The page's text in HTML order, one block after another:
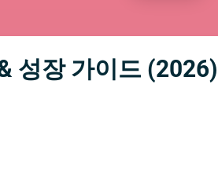
성장 가이드